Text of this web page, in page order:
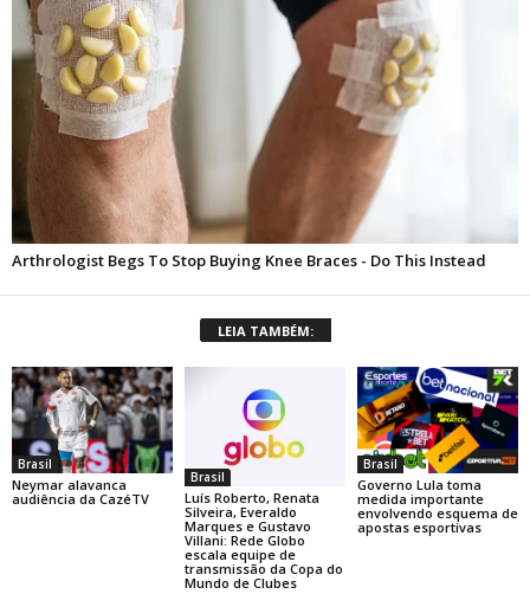
LEIA TAMBÉM:
Brasil
Neymar alavanca
audiência da CazéTV
Brasil
Luís Roberto, Renata
Silveira, Everaldo
Marques e Gustavo
Villani: Rede Globo
escala equipe de
transmissão da Copa do
Mundo de Clubes
Brasil
Governo Lula toma
medida importante
envolvendo esquema de
apostas esportivas